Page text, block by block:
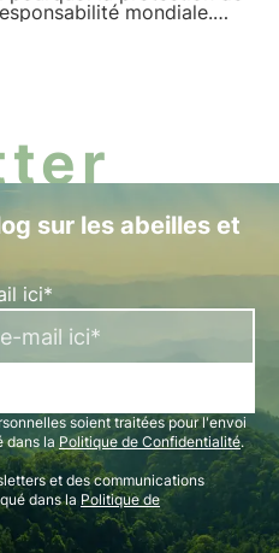
mondiale.
mesures de conservation
sur les abeilles et
ici*
soient traitées pour l'envoi
dans la Politique de Confidentialité.
et des communications
dans la Politique de